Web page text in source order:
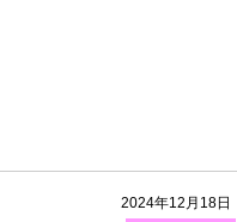
2024年12月18日